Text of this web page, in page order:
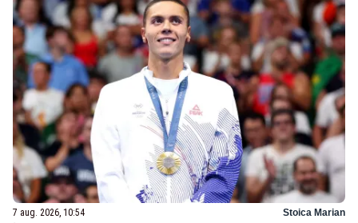
7 aug. 2026, 10:54 Stoica Marian